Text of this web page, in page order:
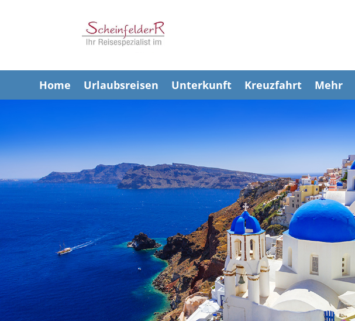
Home Urlaubsreisen Unterkunft Kreuzfahrt Mehr